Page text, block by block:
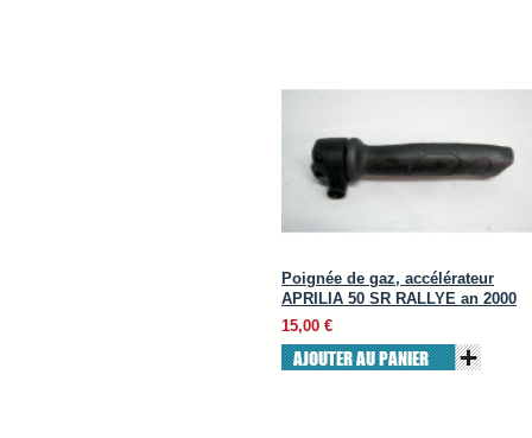
Poignée de gaz, accélérateur
APRILIA 50 SR RALLYE an 2000
15,00 €
AJOUTER AU PANIER